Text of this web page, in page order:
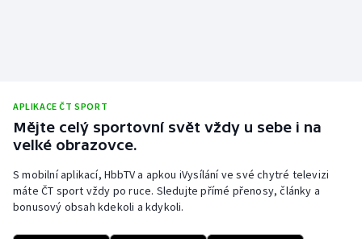
APLIKACE ČT SPORT
Mějte celý sportovní svět vždy u sebe i na
velké obrazovce.
S mobilní aplikací, HbbTV a apkou iVysílání ve své chytré televizi
máte ČT sport vždy po ruce. Sledujte přímé přenosy, články a
bonusový obsah kdekoli a kdykoli.